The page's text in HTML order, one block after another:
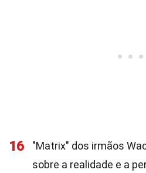
16
"Matrix" dos irmãos
sobre a realidade e a